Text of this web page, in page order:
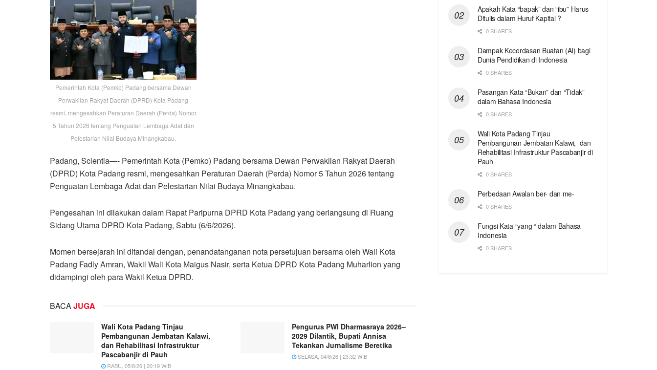
Pemerintah Kota (Pemko) Padang bersama Dewan
Perwakilan Rakyat Daerah (DPRD) Kota Padang
resmi, mengesahkan Peraturan Daerah (Perda) Nomor
5 Tahun 2026 tentang Penguatan Lembaga Adat dan
Pelestarian Nilai Budaya Minangkabau.
Padang, Scientia—- Pemerintah Kota (Pemko) Padang bersama Dewan Perwakilan Rakyat Daerah
(DPRD) Kota Padang resmi, mengesahkan Peraturan Daerah (Perda) Nomor 5 Tahun 2026 tentang
Penguatan Lembaga Adat dan Pelestarian Nilai Budaya Minangkabau.
Pengesahan ini dilakukan dalam Rapat Paripurna DPRD Kota Padang yang berlangsung di Ruang
Sidang Utama DPRD Kota Padang, Sabtu (6/6/2026).
Momen bersejarah ini ditandai dengan, penandatanganan nota persetujuan bersama oleh Wali Kota
Padang Fadly Amran, Wakil Wali Kota Maigus Nasir, serta Ketua DPRD Kota Padang Muharlion yang
didampingi oleh para Wakil Ketua DPRD.
BACAJUGA
Wali Kota Padang Tinjau
Pembangunan Jembatan Kalawi,
dan Rehabilitasi Infrastruktur
Pascabanjir di Pauh
RABU, 05/8/26 | 20:19 WIB
Pengurus PWI Dharmasraya 2026–
2029 Dilantik, Bupati Annisa
Tekankan Jurnalisme Beretika
SELASA, 04/8/26 | 23:32 WIB
Apakah Kata “bapak” dan “ibu” Harus
Ditulis dalam Huruf Kapital ?
0 SHARES
Dampak Kecerdasan Buatan (AI) bagi
Dunia Pendidikan di Indonesia
0 SHARES
Pasangan Kata “Bukan” dan “Tidak”
dalam Bahasa Indonesia
0 SHARES
Wali Kota Padang Tinjau
Pembangunan Jembatan Kalawi, dan
Rehabilitasi Infrastruktur Pascabanjir di
Pauh
0 SHARES
Perbedaan Awalan ber- dan me-
0 SHARES
Fungsi Kata “yang “ dalam Bahasa
Indonesia
0 SHARES